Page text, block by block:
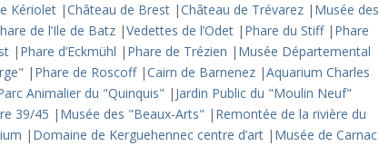
Kériolet |Château de Brest |Château de Trévarez | Musée des
de l’Ile de Batz |Vedettes de l’Odet | Phare du Stiff | Phare
| Phare d’Eckmühl | Phare de Trézien | Musée Départemental
| Phare de Roscoff |Cairn de Barnenez |Aquarium Charles
Animalier du "Quinquis" | Jardin Public du "Moulin Neuf"
39/45 | Musée des "Beaux-Arts" | Remontée de la rivière du
| Domaine de Kerguehennec centre d’art | Musée de Carnac